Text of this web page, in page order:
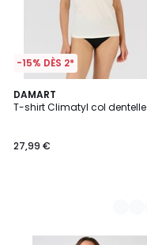
-15% DÈS 2*
DAMART
T-shirt Climatyl col dentelle
27,99 €
2
Couleurs